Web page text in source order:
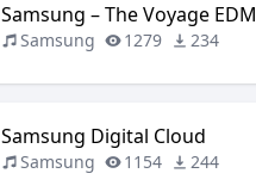
Samsung – The Voyage EDM
Samsung 1279 234
Samsung Digital Cloud
Samsung 1154 244